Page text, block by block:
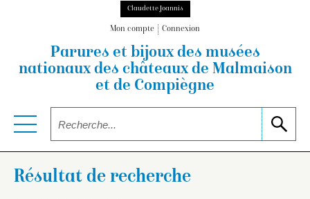
Claudette Joannis
Mon compte Connexion
Parures et bijoux des musées
nationauxdes châteaux de Malmaison
et de Compiègne
Résultat de recherche